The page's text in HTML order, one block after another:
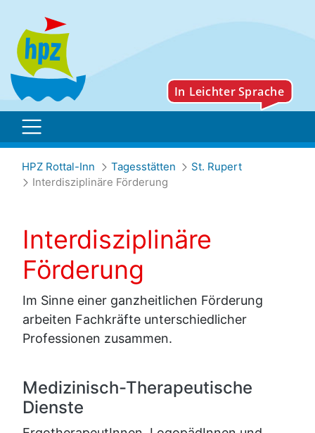
Interdisziplinäre
HPZ Rottal-Inn Tagesstätten
St. Rupert
Interdisziplinäre Förderung
Interdisziplinäre
Förderung
Im Sinne einer ganzheitlichen Förderung
arbeiten Fachkräfte unterschiedlicher
Professionen zusammen.
Medizinisch-Therapeutische
Dienste